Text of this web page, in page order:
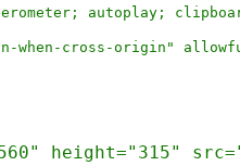
autoplay;
cross-origin"
height="315"